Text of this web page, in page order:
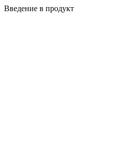
Введение в продукт